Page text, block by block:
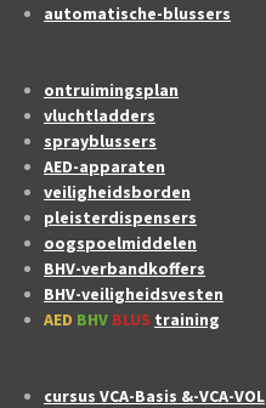
automatische-blussers
ontruimingsplan
vluchtladders
sprayblussers
AED-apparaten
veiligheidsborden
pleisterdispensers
oogspoelmiddelen
BHV-verbandkoffers
BHV-veiligheidsvesten
AED BHV BLUS training
cursus VCA-Basis &-VCA-VOL